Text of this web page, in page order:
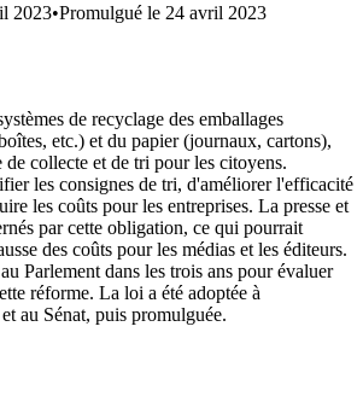
2023•Promulgué le 24 avril 2023
de recyclage des emballages
etc.) et du papier (journaux, cartons),
de collecte et de tri pour les citoyens.
les consignes de tri, d'améliorer l'efficacité
les coûts pour les entreprises. La presse et
par cette obligation, ce qui pourrait
des coûts pour les médias et les éditeurs.
Parlement dans les trois ans pour évaluer
réforme. La loi a été adoptée à
au Sénat, puis promulguée.